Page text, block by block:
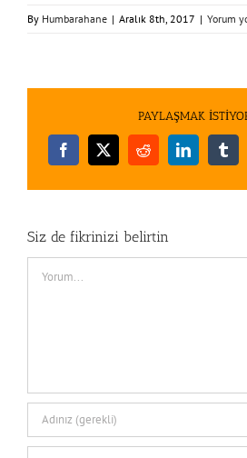
By Humbarahane | Aralık 8th, 2017 | Yorum
PAYLAŞMAK
Facebook
X RedditLinkedIn
Siz de fikrinizi belirtin